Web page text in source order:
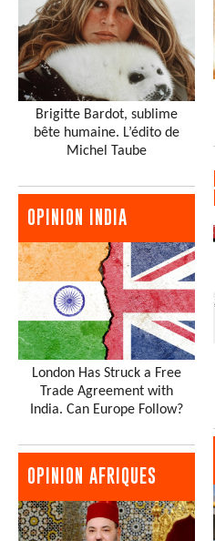
Brigitte Bardot, sublime
bête humaine. L’édito de
Michel Taube
OPINION INDIA
London Has Struck a Free
Trade Agreement with
India. Can Europe Follow?
OPINION AFRIQUES